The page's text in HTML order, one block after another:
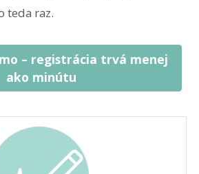
teda raz.
– registrácia trvá menej
ako minútu